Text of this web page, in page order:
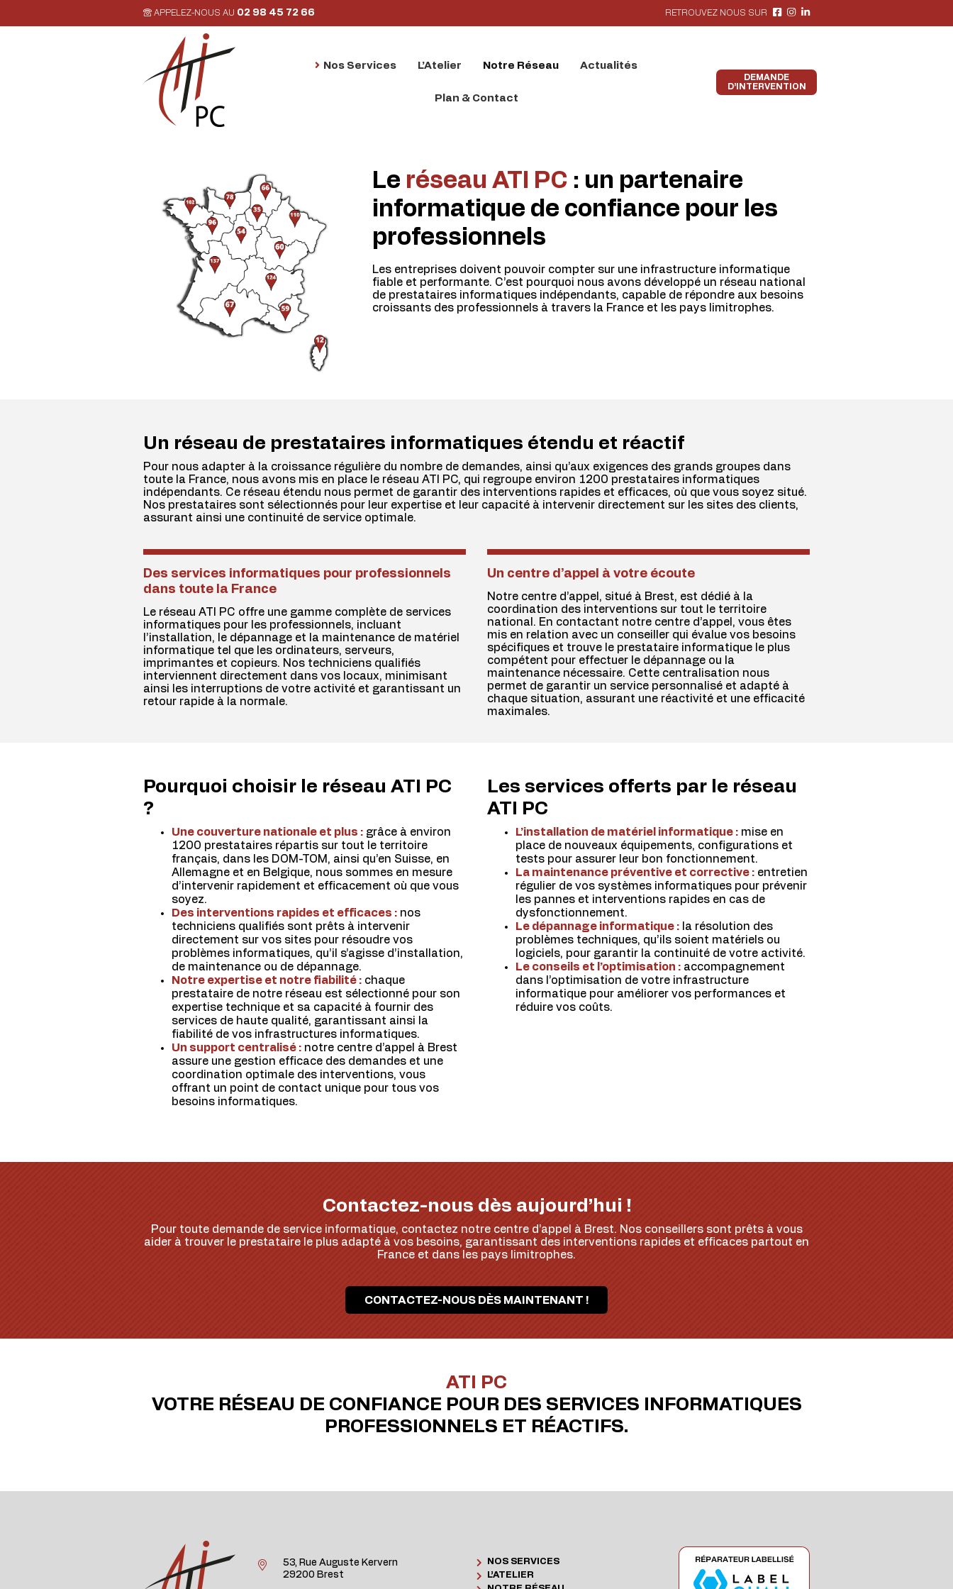
APPELEZ-NOUS AU 02 98 45 72 66 RETROUVEZ NOUS SUR
Nos Services L’Atelier Notre Réseau Actualités
Plan & Contact
DEMANDE
D’INTERVENTION
Le réseau ATI PC : un partenaire
informatique de confiance pour les
professionnels
Les entreprises doivent pouvoir compter sur une infrastructure informatique
fiable et performante. C’est pourquoi nous avons développé un réseau national
de prestataires informatiques indépendants, capable de répondre aux besoins
croissants des professionnels à travers la France et les pays limitrophes.
Un réseau de prestataires informatiques étendu et réactif
Pour nous adapter à la croissance régulière du nombre de demandes, ainsi qu’aux exigences des grands groupes dans
toute la France, nous avons mis en place le réseau ATI PC, qui regroupe environ 1200 prestataires informatiques
indépendants. Ce réseau étendu nous permet de garantir des interventions rapides et efficaces, où que vous soyez situé.
Nos prestataires sont sélectionnés pour leur expertise et leur capacité à intervenir directement sur les sites des clients,
assurant ainsi une continuité de service optimale.
Des services informatiques pour professionnels
dans toute la France
Le réseau ATI PC offre une gamme complète de services
informatiques pour les professionnels, incluant
l’installation, le dépannage et la maintenance de matériel
informatique tel que les ordinateurs, serveurs,
imprimantes et copieurs. Nos techniciens qualifiés
interviennent directement dans vos locaux, minimisant
ainsi les interruptions de votre activité et garantissant un
retour rapide à la normale.
Un centre d’appel à votre écoute
Notre centre d’appel, situé à Brest, est dédié à la
coordination des interventions sur tout le territoire
national. En contactant notre centre d’appel, vous êtes
mis en relation avec un conseiller qui évalue vos besoins
spécifiques et trouve le prestataire informatique le plus
compétent pour effectuer le dépannage ou la
maintenance nécessaire. Cette centralisation nous
permet de garantir un service personnalisé et adapté à
chaque situation, assurant une réactivité et une efficacité
maximales.
Pourquoi choisir le réseau ATI PC
?
Une couverture nationale et plus : grâce à environ
1200 prestataires répartis sur tout le territoire
français, dans les DOM-TOM, ainsi qu’en Suisse, en
Allemagne et en Belgique, nous sommes en mesure
d’intervenir rapidement et efficacement où que vous
soyez.
Des interventions rapides et efficaces : nos
techniciens qualifiés sont prêts à intervenir
directement sur vos sites pour résoudre vos
problèmes informatiques, qu’il s’agisse d’installation,
de maintenance ou de dépannage.
Notre expertise et notre fiabilité : chaque
prestataire de notre réseau est sélectionné pour son
expertise technique et sa capacité à fournir des
services de haute qualité, garantissant ainsi la
fiabilité de vos infrastructures informatiques.
Un support centralisé : notre centre d’appel à Brest
assure une gestion efficace des demandes et une
coordination optimale des interventions, vous
offrant un point de contact unique pour tous vos
besoins informatiques.
Les services offerts par le réseau
ATI PC
L’installation de matériel informatique : mise en
place de nouveaux équipements, configurations et
tests pour assurer leur bon fonctionnement.
La maintenance préventive et corrective : entretien
régulier de vos systèmes informatiques pour prévenir
les pannes et interventions rapides en cas de
dysfonctionnement.
Le dépannage informatique : la résolution des
problèmes techniques, qu’ils soient matériels ou
logiciels, pour garantir la continuité de votre activité.
Le conseils et l’optimisation : accompagnement
dans l’optimisation de votre infrastructure
informatique pour améliorer vos performances et
réduire vos coûts.
Contactez-nous dès aujourd’hui !
Pour toute demande de service informatique, contactez notre centre d’appel à Brest. Nos conseillers sont prêts à vous
aider à trouver le prestataire le plus adapté à vos besoins, garantissant des interventions rapides et efficaces partout en
France et dans les pays limitrophes.
CONTACTEZ-NOUS DÈS MAINTENANT !
ATI PC
VOTRE RÉSEAU DE CONFIANCE POUR DES SERVICES INFORMATIQUES
PROFESSIONNELS ET RÉACTIFS.
53, Rue Auguste Kervern
29200 Brest
NOS SERVICES
L’ATELIER